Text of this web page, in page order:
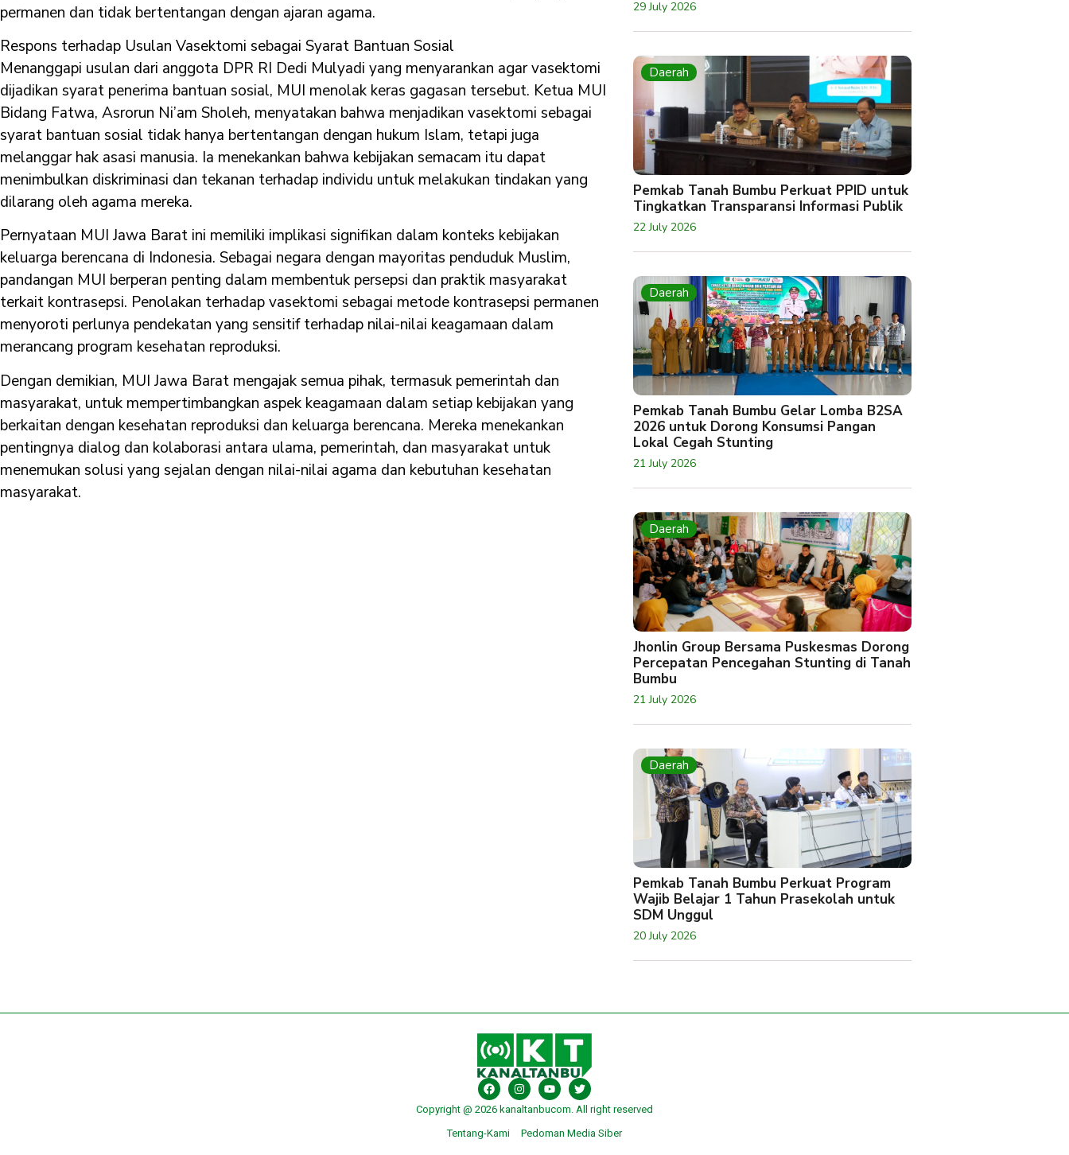
permanen dan tidak bertentangan dengan ajaran agama.
Respons terhadap Usulan Vasektomi sebagai Syarat Bantuan Sosial
Menanggapi usulan dari anggota DPR RI Dedi Mulyadi yang menyarankan agar vasektomi
dijadikan syarat penerima bantuan sosial, MUI menolak keras gagasan tersebut. Ketua MUI
Bidang Fatwa, Asrorun Ni’am Sholeh, menyatakan bahwa menjadikan vasektomi sebagai
syarat bantuan sosial tidak hanya bertentangan dengan hukum Islam, tetapi juga
melanggar hak asasi manusia. Ia menekankan bahwa kebijakan semacam itu dapat
menimbulkan diskriminasi dan tekanan terhadap individu untuk melakukan tindakan yang
dilarang oleh agama mereka.
Pernyataan MUI Jawa Barat ini memiliki implikasi signifikan dalam konteks kebijakan
keluarga berencana di Indonesia. Sebagai negara dengan mayoritas penduduk Muslim,
pandangan MUI berperan penting dalam membentuk persepsi dan praktik masyarakat
terkait kontrasepsi. Penolakan terhadap vasektomi sebagai metode kontrasepsi permanen
menyoroti perlunya pendekatan yang sensitif terhadap nilai-nilai keagamaan dalam
merancang program kesehatan reproduksi.
Dengan demikian, MUI Jawa Barat mengajak semua pihak, termasuk pemerintah dan
masyarakat, untuk mempertimbangkan aspek keagamaan dalam setiap kebijakan yang
berkaitan dengan kesehatan reproduksi dan keluarga berencana. Mereka menekankan
pentingnya dialog dan kolaborasi antara ulama, pemerintah, dan masyarakat untuk
menemukan solusi yang sejalan dengan nilai-nilai agama dan kebutuhan kesehatan
masyarakat.
29 July 2026
Daerah
Pemkab Tanah Bumbu Perkuat PPID untuk
Tingkatkan Transparansi Informasi Publik
22 July 2026
Daerah
Pemkab Tanah Bumbu Gelar Lomba B2SA
2026 untuk Dorong Konsumsi Pangan
Lokal Cegah Stunting
21 July 2026
Daerah
Jhonlin Group Bersama Puskesmas Dorong
Percepatan Pencegahan Stunting di Tanah
Bumbu
21 July 2026
Daerah
Pemkab Tanah Bumbu Perkuat Program
Wajib Belajar 1 Tahun Prasekolah untuk
SDM Unggul
20 July 2026
Copyright @ 2026 kanaltanbucom. All right reserved
Tentang-Kami
Pedoman Media Siber